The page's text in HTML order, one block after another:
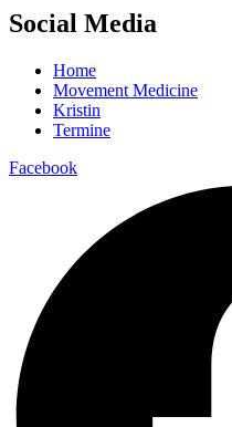
Social Media
Home
Movement Medicine
Kristin
Termine
Facebook